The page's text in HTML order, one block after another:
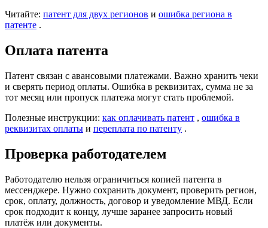
Читайте: патент для двух регионов и ошибка региона в
патенте .
Оплата патента
Патент связан с авансовыми платежами. Важно хранить чеки
и сверять период оплаты. Ошибка в реквизитах, сумма не за
тот месяц или пропуск платежа могут стать проблемой.
Полезные инструкции: как оплачивать патент , ошибка в
реквизитах оплаты и переплата по патенту .
Проверка работодателем
Работодателю нельзя ограничиться копией патента в
мессенджере. Нужно сохранить документ, проверить регион,
срок, оплату, должность, договор и уведомление МВД. Если
срок подходит к концу, лучше заранее запросить новый
платёж или документы.